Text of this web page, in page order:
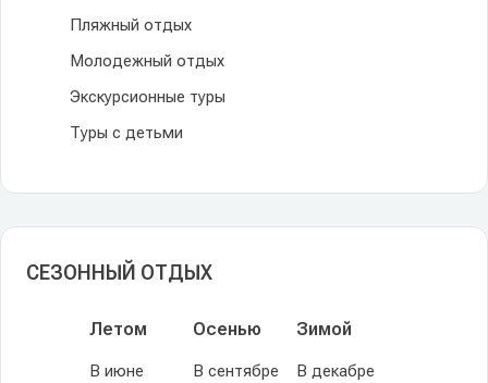
Пляжный отдых
Молодежный отдых
Экскурсионные туры
Туры с детьми
СЕЗОННЫЙ ОТДЫХ
Летом
В июне
Осенью
В сентябре
Зимой
В декабре